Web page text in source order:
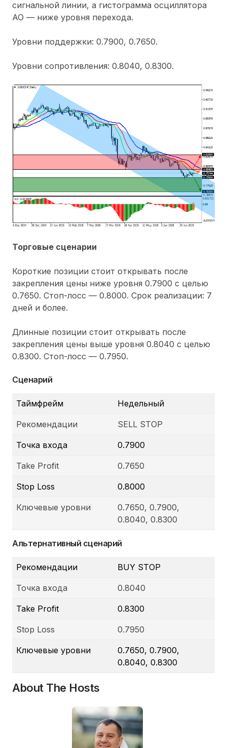
сигнальной линии, а гистограмма осциллятора
АО — ниже уровня перехода.
Уровни поддержки: 0.7900, 0.7650.
Уровни сопротивления: 0.8040, 0.8300.
Торговые сценарии
Короткие позиции стоит открывать после
закрепления цены ниже уровня 0.7900 с целью
0.7650. Стоп-лосс — 0.8000. Срок реализации: 7
дней и более.
Длинные позиции стоит открывать после
закрепления цены выше уровня 0.8040 с целью
0.8300. Стоп-лосс — 0.7950.
Сценарий
Таймфрейм Недельный
Рекомендации SELL STOP
Точка входа 0.7900
Take Profit 0.7650
Stop Loss 0.8000
Ключевые уровни
0.7650, 0.7900,
0.8040, 0.8300
Альтернативный сценарий
Рекомендации BUY STOP
Точка входа 0.8040
Take Profit 0.8300
Stop Loss 0.7950
Ключевые уровни
0.7650, 0.7900,
0.8040, 0.8300
About The Hosts